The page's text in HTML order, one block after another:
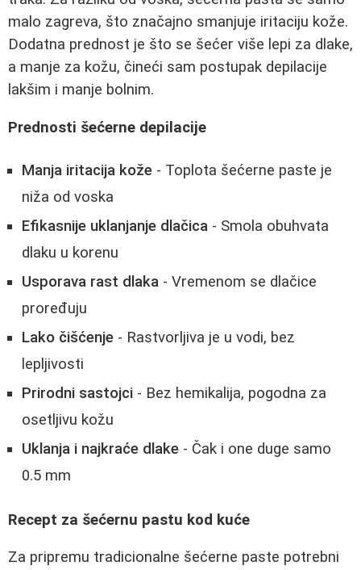
malo zagreva, što značajno smanjuje iritaciju kože.
Dodatna prednost je što se šećer više lepi za dlake,
a manje za kožu, čineći sam postupak depilacije
lakšim i manje bolnim.
Prednosti šećerne depilacije
Manja iritacija kože - Toplota šećerne paste je
niža od voska
Efikasnije uklanjanje dlačica - Smola obuhvata
dlaku u korenu
Usporava rast dlaka - Vremenom se dlačice
proređuju
Lako čišćenje - Rastvorljiva je u vodi, bez
lepljivosti
Prirodni sastojci - Bez hemikalija, pogodna za
osetljivu kožu
Uklanja i najkraće dlake - Čak i one duge samo
0.5 mm
Recept za šećernu pastu kod kuće
Za pripremu tradicionalne šećerne paste potrebni